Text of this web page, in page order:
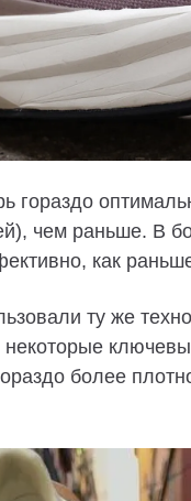
гораздо
чем раньше. В
как
ту же
некоторые
более